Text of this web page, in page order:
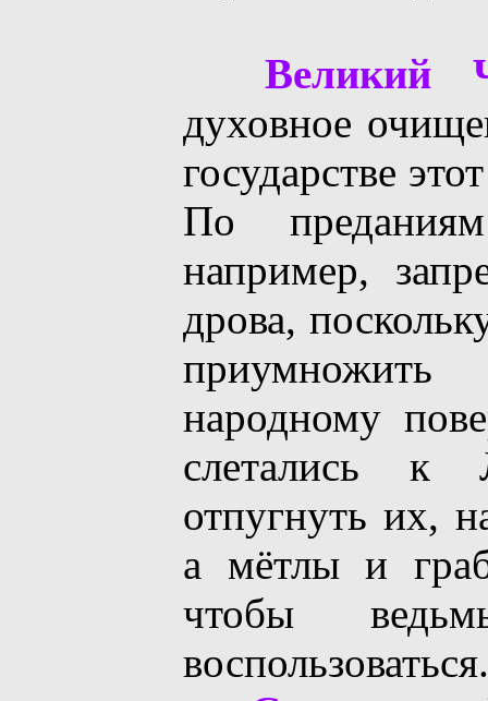
Великий
духовное
государстве
По
например,
дрова,
приумножить
народному
слетались
отпугнуть их,
а мётлы и
чтобы
воспользоваться.